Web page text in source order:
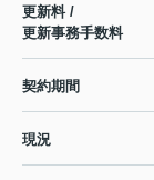
更新料 /
更新事務手数料
契約期間
現況